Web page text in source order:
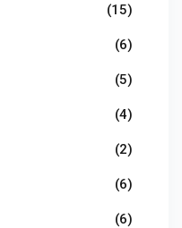
(15)
(6)
(5)
(4)
(2)
(6)
(6)